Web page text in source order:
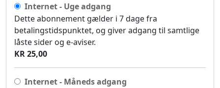
Internet - Uge adgang
Dette abonnement gælder i 7 dage fra
betalingstidspunktet, og giver adgang til samtlige
låste sider og e-aviser.
KR 25,00
Internet - Måneds adgang